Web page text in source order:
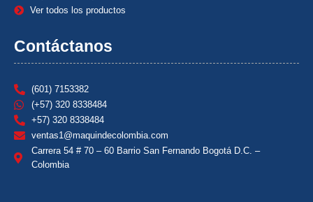
Ver todos los productos
Contáctanos
(601) 7153382
(+57) 320 8338484
+57) 320 8338484
ventas1@maquindecolombia.com
Carrera 54 # 70 – 60 Barrio San Fernando Bogotá D.C. –
Colombia